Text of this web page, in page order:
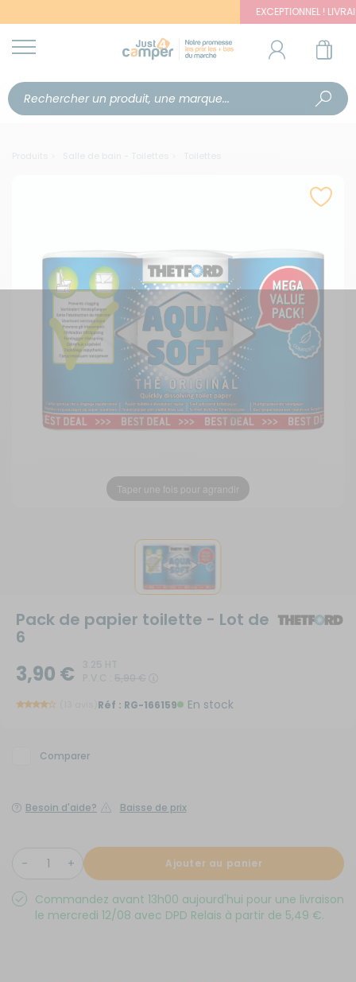
EXCEPTIONNEL !
Produits Salle de bain - Toilettes Toilettes
Taper une fois pour agrandir
Pack de papier toilette - Lot de
6
3,90 €
Réf : RG-166159 En stock
Comparer
Besoin d'aide? Baisse de prix
Ajouter au panier
Commandez avant 13h00 aujourd'hui pour une livraison
le mercredi 12/08 avec DPD Relais à partir de 5,49 €.